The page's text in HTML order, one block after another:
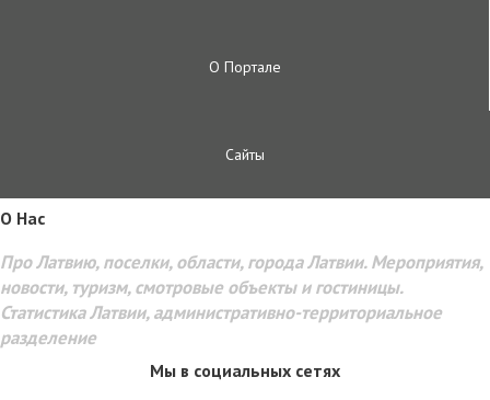
О Портале
Сайты
O Hac
Про Латвию, поселки, области, города Латвии. Мероприятия,
новости, туризм, смотровые объекты и гостиницы.
Статистика Латвии, административно-территориальное
разделение
Мы в социальных сетях